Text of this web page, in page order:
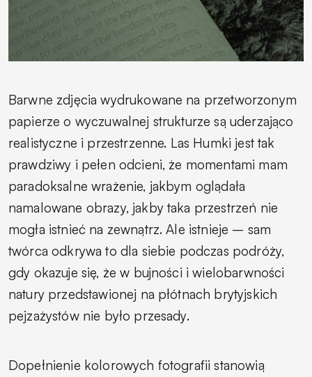
Barwne zdjęcia wydrukowane na przetworzonym
papierze o wyczuwalnej strukturze są uderzająco
realistyczne i przestrzenne. Las Humki jest tak
prawdziwy i pełen odcieni, że momentami mam
paradoksalne wrażenie, jakbym oglądała
namalowane obrazy, jakby taka przestrzeń nie
mogła istnieć na zewnątrz. Ale istnieje – sam
twórca odkrywa to dla siebie podczas podróży,
gdy okazuje się, że w bujności i wielobarwności
natury przedstawionej na płótnach brytyjskich
pejzażystów nie było przesady.
Dopełnienie kolorowych fotografii stanowią